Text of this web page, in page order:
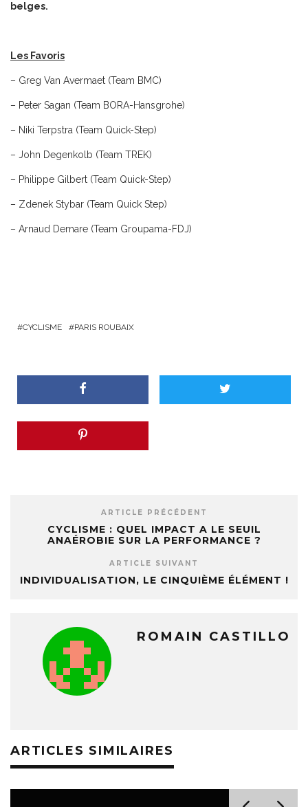
belges.
Les Favoris
– Greg Van Avermaet (Team BMC)
– Peter Sagan (Team BORA-Hansgrohe)
– Niki Terpstra (Team Quick-Step)
– John Degenkolb (Team TREK)
– Philippe Gilbert (Team Quick-Step)
– Zdenek Stybar (Team Quick Step)
– Arnaud Demare (Team Groupama-FDJ)
CYCLISME PARIS ROUBAIX
ARTICLE PRÉCÉDENT
CYCLISME : QUEL IMPACT A LE SEUIL
ANAÉROBIE SUR LA PERFORMANCE ?
ARTICLE SUIVANT
INDIVIDUALISATION, LE CINQUIÈME ÉLÉMENT !
ROMAIN CASTILLO
ARTICLES SIMILAIRES